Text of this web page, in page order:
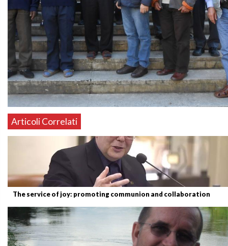
Articoli Correlati
The service of joy: promoting communion and collaboration